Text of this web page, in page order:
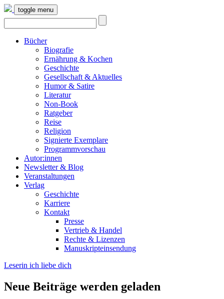
toggle menu
Bücher
Biografie
Ernährung & Kochen
Geschichte
Gesellschaft & Aktuelles
Humor & Satire
Literatur
Non-Book
Ratgeber
Reise
Religion
Signierte Exemplare
Programmvorschau
Autor:innen
Newsletter & Blog
Veranstaltungen
Verlag
Geschichte
Karriere
Kontakt
Presse
Vertrieb & Handel
Rechte & Lizenzen
Manuskripteinsendung
Leserin ich liebe dich
Neue Beiträge werden geladen